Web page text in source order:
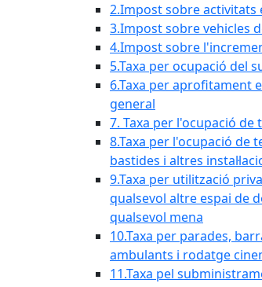
2.Impost sobre activitats
3.Impost sobre vehicles
4.Impost sobre
5.Taxa per ocupació del
6.Taxa per aprofitament
general
7. Taxa per l'ocupació
8.Taxa per l'ocupació de
bastides i altres
9.Taxa per utilització
qualsevol altre espai de
qualsevol mena
10.Taxa per parades,
ambulants i rodatge
11.Taxa pel